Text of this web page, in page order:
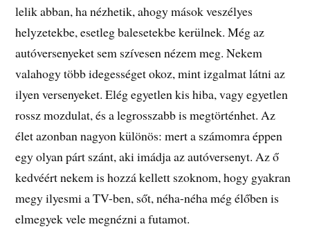
lelik abban, ha nézhetik, ahogy mások veszélyes
helyzetekbe, esetleg balesetekbe kerülnek. Még az
autóversenyeket sem szívesen nézem meg. Nekem
valahogy több idegességet okoz, mint izgalmat látni az
ilyen versenyeket. Elég egyetlen kis hiba, vagy egyetlen
rossz mozdulat, és a legrosszabb is megtörténhet. Az
élet azonban nagyon különös: mert a számomra éppen
egy olyan párt szánt, aki imádja az autóversenyt. Az ő
kedvéért nekem is hozzá kellett szoknom, hogy gyakran
megy ilyesmi a TV-ben, sőt, néha-néha még élőben is
elmegyek vele megnézni a futamot.